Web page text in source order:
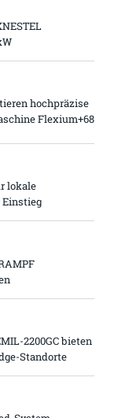
hochpräzise
Flexium+68
lokale
Einstieg
2200GC bieten
Standorte